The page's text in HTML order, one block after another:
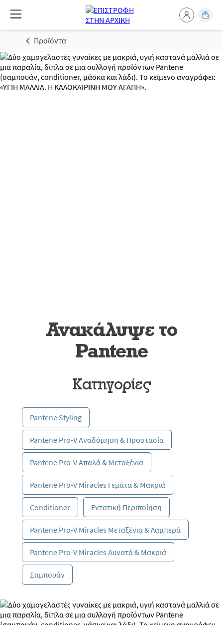
Προϊόντα
Ανακάλυψε το
Pantene
Κατηγορίες
Pantene Styling
Pantene Pro-V Αναδόμηση & Προστασία
Pantene Pro-V Απαλά & Μεταξένια
Pantene Pro-V Miracles Γεμάτα & Μακριά
Conditioner Εντατική Περιποίηση
Pantene Pro-V Miracles Μεταξένια & Λαμπερά
Pantene Pro-V Miracles Δυνατά & Μακριά
Σαμπουάν